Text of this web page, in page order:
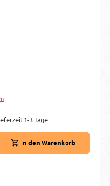
1-3 Tage
Wert ein oder benutze die Schaltflächen
In den Warenkorb